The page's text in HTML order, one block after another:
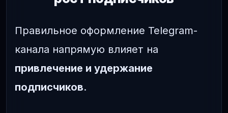
Правильное оформление Telegram-
канала напрямую влияет на
привлечение и удержание
подписчиков.